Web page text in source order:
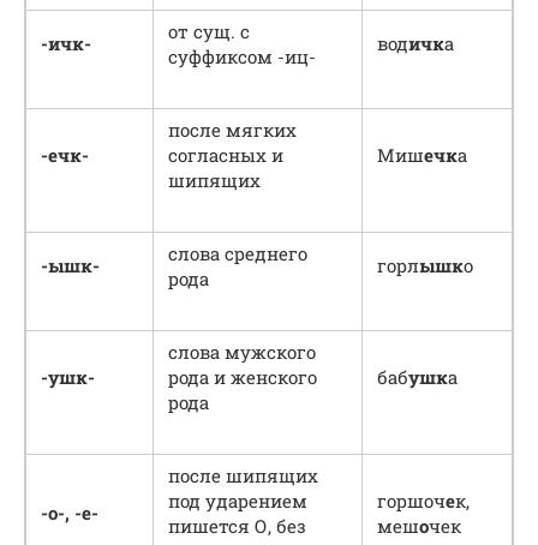
-ичк-
от сущ. с
суффиксом -иц-
водичка
-ечк-
после мягких
согласных и
шипящих
Мишечка
-ышк-
слова среднего
рода
горлышко
-ушк-
слова мужского
рода и женского
рода
бабушка
-о-, -е-
после шипящих
под ударением
пишется О, без
горшочек,
мешочек